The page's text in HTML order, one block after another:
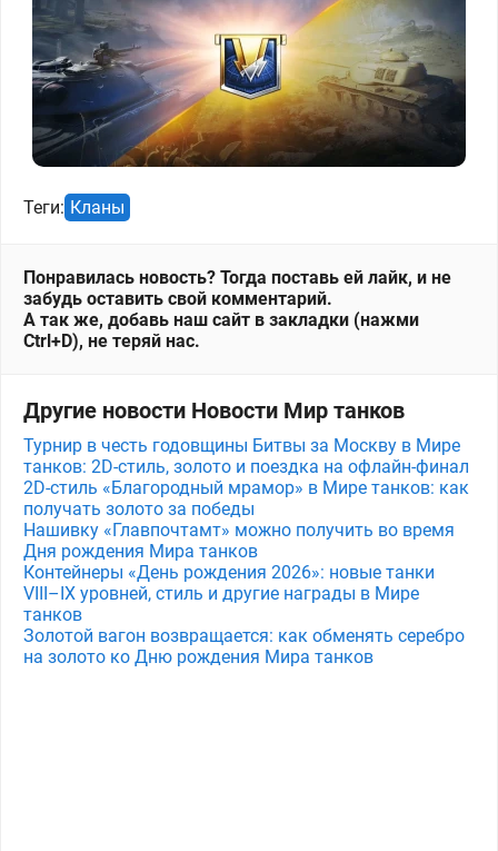
Теги: Кланы
Понравилась новость? Тогда поставь ей лайк, и не
забудь оставить свой комментарий.
А так же, добавь наш сайт в закладки (нажми
Ctrl+D), не теряй нас.
Другие новости Новости Мир танков
Турнир в честь годовщины Битвы за Москву в Мире
танков: 2D-стиль, золото и поездка на офлайн-финал
2D-стиль «Благородный мрамор» в Мире танков: как
получать золото за победы
Нашивку «Главпочтамт» можно получить во время
Дня рождения Мира танков
Контейнеры «День рождения 2026»: новые танки
VIII–IX уровней, стиль и другие награды в Мире
танков
Золотой вагон возвращается: как обменять серебро
на золото ко Дню рождения Мира танков